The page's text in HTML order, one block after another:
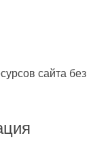
сайта без